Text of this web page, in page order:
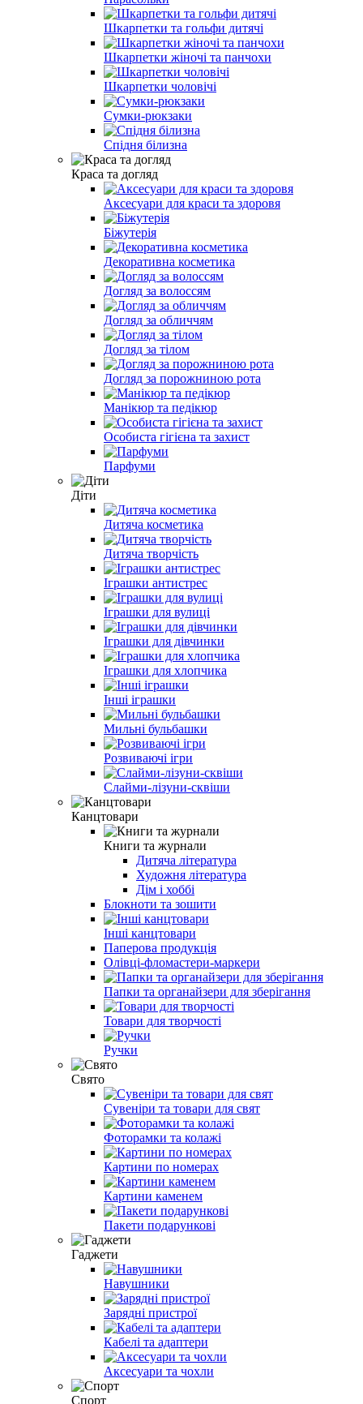
Шкарпетки та гольфи дитячі
Шкарпетки жіночі та панчохи
Шкарпетки чоловічі
Сумки-рюкзаки
Спідня білизна
Краса та догляд
Аксесуари для краси та здоровя
Біжутерія
Декоративна косметика
Догляд за волоссям
Догляд за обличчям
Догляд за тілом
Догляд за порожниною рота
Манікюр та педікюр
Особиста гігієна та захист
Парфуми
Діти
Дитяча косметика
Дитяча творчість
Іграшки антистрес
Іграшки для вулиці
Іграшки для дівчинки
Іграшки для хлопчика
Інші іграшки
Мильні бульбашки
Розвиваючі ігри
Слайми-лізуни-сквіши
Канцтовари
Книги та журнали
Дитяча література
Художня література
Дім і хоббі
Блокноти та зошити
Інші канцтовари
Паперова продукція
Олівці-фломастери-маркери
Папки та органайзери для зберігання
Товари для творчості
Ручки
Свято
Сувеніри та товари для свят
Фоторамки та колажі
Картини по номерах
Картини каменем
Пакети подарункові
Гаджети
Навушники
Зарядні пристрої
Кабелі та адаптери
Аксесуари та чохли
Спорт